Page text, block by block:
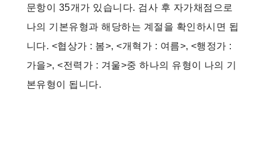
문항이 35개가 있습니다. 검사 후 자가채점으로
나의 기본유형과 해당하는 계절을 확인하시면 됩
니다. <협상가 : 봄>, <개혁가 : 여름>, <행정가 :
가을>, <전력가 : 겨울>중 하나의 유형이 나의 기
본유형이 됩니다.